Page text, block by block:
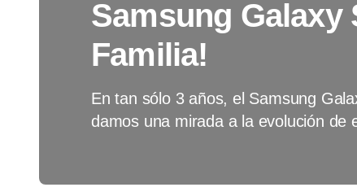
Samsung Galaxy
Familia!
En tan sólo 3 años, el Samsung
damos una mirada a la evolución de